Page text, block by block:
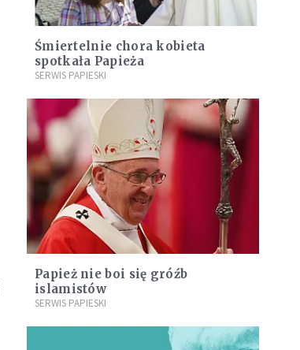
Śmiertelnie chora kobieta
spotkała Papieża
SERWIS PAPIESKI
Papież nie boi się gróźb
islamistów
SERWIS PAPIESKI